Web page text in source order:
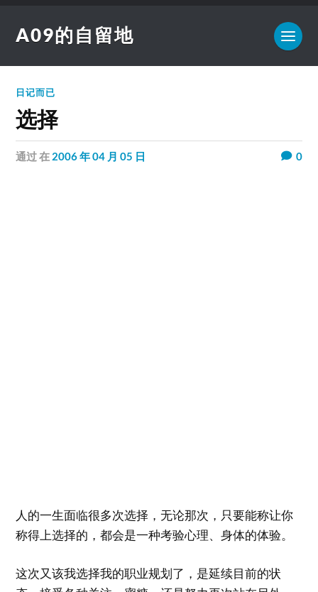
A09的自留地
日记而已
选择
通过在 2006 年 04 月 05 日 0
人的一生面临很多次选择，无论那次，只要能称让你
称得上选择的，都会是一种考验心理、身体的体验。
这次又该我选择我的职业规划了，是延续目前的状